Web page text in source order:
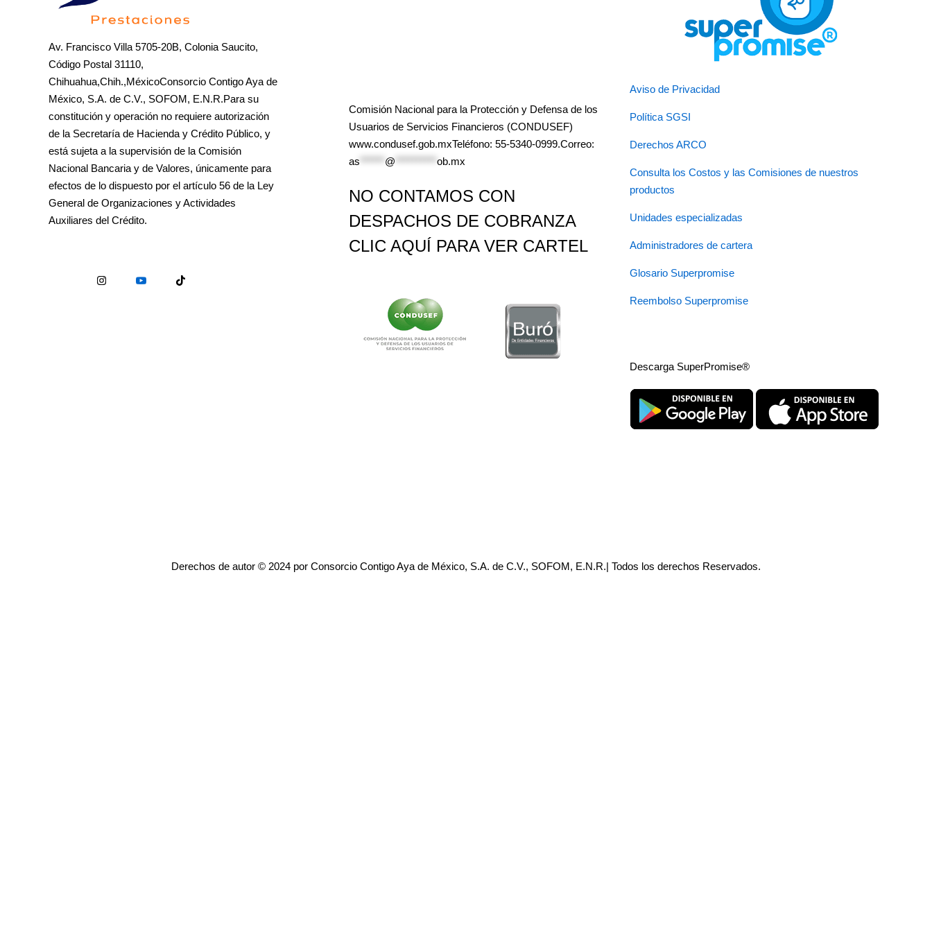
Av. Francisco Villa 5705-20B, Colonia Saucito,
Código Postal 31110,
Chihuahua,Chih.,MéxicoConsorcio Contigo Aya de
México, S.A. de C.V., SOFOM, E.N.R.Para su
constitución y operación no requiere autorización
de la Secretaría de Hacienda y Crédito Público, y
está sujeta a la supervisión de la Comisión
Nacional Bancaria y de Valores, únicamente para
efectos de lo dispuesto por el artículo 56 de la Ley
General de Organizaciones y Actividades
Auxiliares del Crédito.
Comisión Nacional para la Protección y Defensa de los
Usuarios de Servicios Financieros (CONDUSEF)
www.condusef.gob.mxTeléfono: 55-5340-0999.Correo:
as
@ ob.mx
NO CONTAMOS CON
DESPACHOS DE COBRANZA
CLIC AQUÍ PARA VER CARTEL
Aviso de Privacidad
Política SGSI
Derechos ARCO
Consulta los Costos y las Comisiones de nuestros
productos
Unidades especializadas
Administradores de cartera
Glosario Superpromise
Reembolso Superpromise
Descarga SuperPromise®
Derechos de autor © 2024 por Consorcio Contigo Aya de México, S.A. de C.V., SOFOM, E.N.R.| Todos los derechos Reservados.